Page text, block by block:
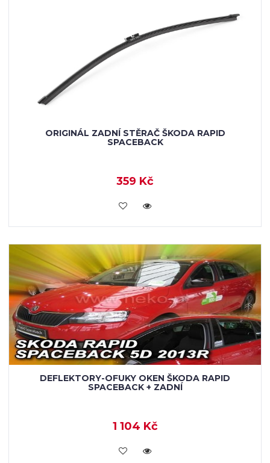
ORIGINÁL ZADNÍ STĚRAČ ŠKODA RAPID
SPACEBACK
359 Kč
KOUPIT
DEFLEKTORY-OFUKY OKEN ŠKODA RAPID
SPACEBACK + ZADNÍ
1 104 Kč
KOUPIT